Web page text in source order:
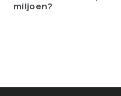
miljoen?